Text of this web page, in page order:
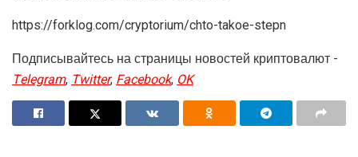
https://forklog.com/cryptorium/chto-takoe-stepn
Подписывайтесь на страницы новостей криптовалют -
Telegram, Twitter, Facebook, OK